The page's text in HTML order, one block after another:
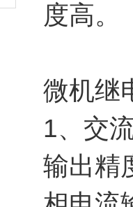
度高。
微机继
1、交
输出精